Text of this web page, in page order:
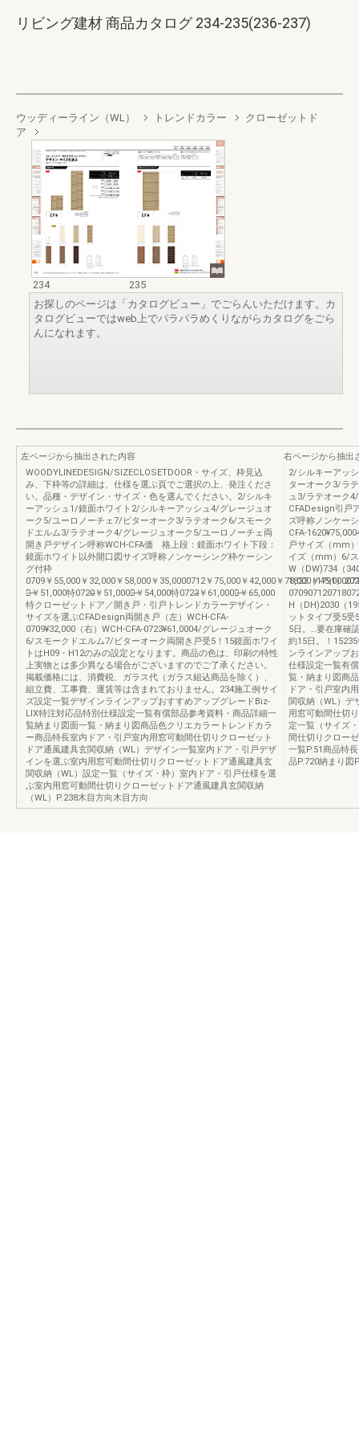
リビング建材 商品カタログ 234-235(236-237)
ウッディーライン（WL） トレンドカラー
クローゼットド
ア
234
235
お探しのページは「カタログビュー」でごらんいただけます。カ
タログビューではweb上でパラパラめくりながらカタログをごら
んになれます。
左ページから抽出された内容
WOODYLINEDESIGN/SIZECLOSETDOOR・サイズ、枠見込
み、下枠等の詳細は、仕様を選ぶ頁でご選択の上、発注くださ
い。品種・デザイン・サイズ・色を選んでください。2/シルキ
ーアッシュ1/鏡面ホワイト2/シルキーアッシュ4/グレージュオ
ーク5/ユーロノーチェ7/ビターオーク3/ラテオーク6/スモーク
ドエルム3/ラテオーク4/グレージュオーク5/ユーロノーチェ両
開き戸デザイン呼称WCH-CFA価 格上段：鏡面ホワイト下段：
鏡面ホワイト以外開口図サイズ呼称ノンケーシング枠ケーシン
グ付枠
0709￥55,000￥32,000￥58,000￥35,0000712￥75,000￥42,000￥78,000￥
特̶￥51,000特0720̶￥51,000特̶￥54,000特0723̶￥61,000特̶￥65,000
特クローゼットドア／開き戸・引戸トレンドカラーデザイン・
サイズを選ぶCFADesign両開き戸（左）WCH-CFA-
0709¥32,000（右）WCH-CFA-0723¥61,0004/グレージュオーク
6/スモークドエルム7/ビターオーク両開き戸受5！15鏡面ホワイ
トはH09・H12のみの設定となります。商品の色は、印刷の特性
上実物とは多少異なる場合がございますのでご了承ください。
掲載価格には、消費税、ガラス代（ガラス組込商品を除く）、
組立費、工事費、運賃等は含まれておりません。234施工例サイ
ズ設定一覧デザインラインアップおすすめアップグレードBiz-
LIX特注対応品特別仕様設定一覧有償部品参考資料・商品詳細一
覧納まり図面一覧・納まり図商品色クリエカラートレンドカラ
ー商品特長室内ドア・引戸室内用窓可動間仕切りクローゼット
ドア通風建具玄関収納（WL）デザイン一覧室内ドア・引戸デザ
インを選ぶ室内用窓可動間仕切りクローゼットドア通風建具玄
関収納（WL）設定一覧（サイズ・枠）室内ドア・引戸仕様を選
ぶ室内用窓可動間仕切りクローゼットドア通風建具玄関収納
（WL）P.238木目方向木目方向
右ページから抽出
2/シルキーアッ
ターオーク3/ラ
ュ3/ラテオーク
CFADesign引戸
ズ呼称ノンケー
CFA-
戸サイズ（mm
イズ（mm）6/
W（DW)734（
1823（1791）
H（DH)2030（
ットタイプ受5
5日。…要在庫確
約15日。！
ンラインアップ
仕様設定一覧有
覧・納まり図商
ドア・引戸室内
関収納（WL）デ
用窓可動間仕切
定一覧（サイズ
間仕切りクロー
一覧P.51商品特
品P.720納まり図